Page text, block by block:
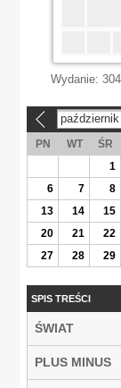
Wydanie:
październik
PN WT ŚR
1
6
7 8
13
14 15
20
21 22
27
28 29
SPIS TREŚCI
ŚWIAT
PLUS MINUS